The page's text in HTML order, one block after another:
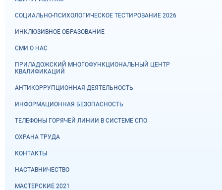
СОЦИАЛЬНО-ПСИХОЛОГИЧЕСКОЕ ТЕСТИРОВАНИЕ 2026
ИНКЛЮЗИВНОЕ ОБРАЗОВАНИЕ
СМИ О НАС
ПРИЛАДОЖСКИЙ МНОГОФУНКЦИОНАЛЬНЫЙ ЦЕНТР
КВАЛИФИКАЦИЙ
АНТИКОРРУПЦИОННАЯ ДЕЯТЕЛЬНОСТЬ
ИНФОРМАЦИОННАЯ БЕЗОПАСНОСТЬ
ТЕЛЕФОНЫ ГОРЯЧЕЙ ЛИНИИ В СИСТЕМЕ СПО
ОХРАНА ТРУДА
КОНТАКТЫ
НАСТАВНИЧЕСТВО
МАСТЕРСКИЕ 2021